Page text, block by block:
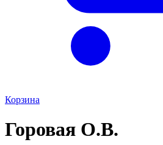
Корзина
Горовая О.В.